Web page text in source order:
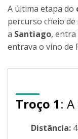
A última etapa do
percurso cheio de
a Santiago,
entrava o vino de
Troço 1:
Distância: